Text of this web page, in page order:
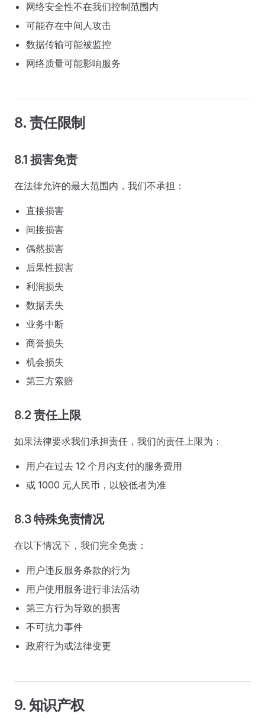
网络安全性不在我们控制范围内
可能存在中间人攻击
数据传输可能被监控
网络质量可能影响服务
8. 责任限制
8.1 损害免责
在法律允许的最大范围内，我们不承担：
直接损害
间接损害
偶然损害
后果性损害
利润损失
数据丢失
业务中断
商誉损失
机会损失
第三方索赔
8.2 责任上限
如果法律要求我们承担责任，我们的责任上限为：
用户在过去 12 个月内支付的服务费用
或 1000 元人民币，以较低者为准
8.3 特殊免责情况
在以下情况下，我们完全免责：
用户违反服务条款的行为
用户使用服务进行非法活动
第三方行为导致的损害
不可抗力事件
政府行为或法律变更
9. 知识产权